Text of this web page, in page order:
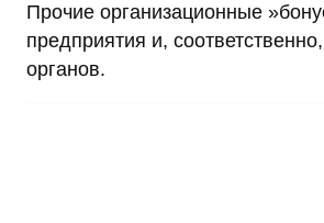
Прочие организационные
предприятия и,
органов.